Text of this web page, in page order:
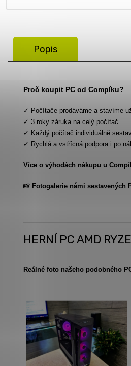
Popis
Proč koupit PC od Compíku?
✓ Počítače prodáváme a stavíme
✓ 3 roky záruka na celý počítač
✓ Každý počítač individuálně
✓ Rychlá a vstřícná podpora i po
Více o výhodách nákupu u
📸 Fotogalerie námi sestavených
HERNÍ PC AMD
Reálné foto našeho podobného